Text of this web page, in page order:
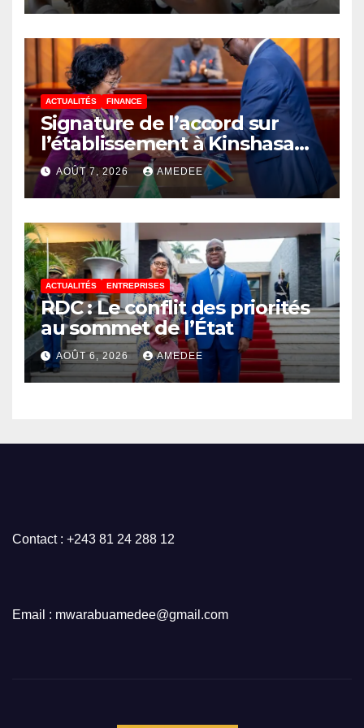
ACTUALITÉS FINANCE
Signature de l’accord sur
l’établissement à Kinshasa
du bureau-pays de l’Agence
de développement de
l’Union africaine–Nouveau
Partenariat pour le
développement de l’Afrique
(AUDA-NEPAD)
AOÛT 7, 2026 AMEDEE
ACTUALITÉS ENTREPRISES
RDC : Le conflit des priorités
au sommet de l’État
AOÛT 6, 2026 AMEDEE
Contact : +243 81 24 288 12
Email : mwarabuamedee@gmail.com